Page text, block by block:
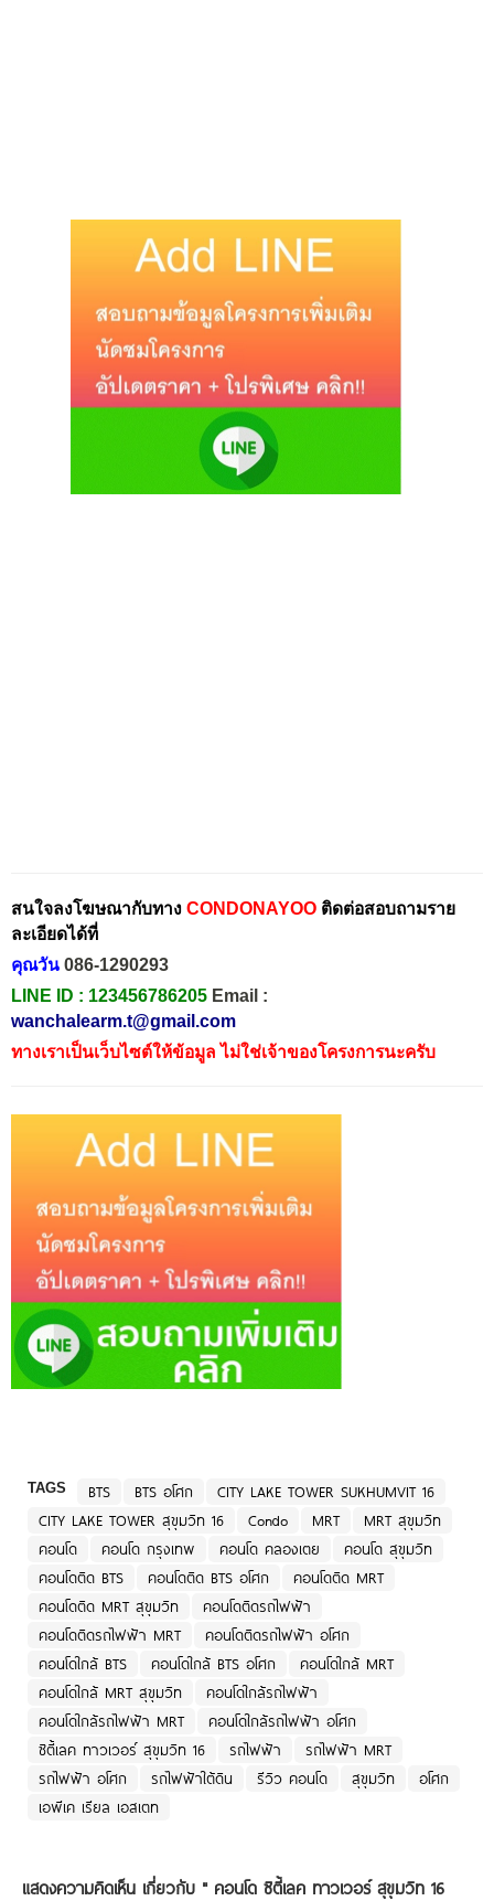
สนใจลงโฆษณากับทาง CONDONAYOO ติดต่อสอบถามราย
ละเอียดได้ที่
คุณวัน 086-1290293
LINE ID : 123456786205 Email :
wanchalearm.t@gmail.com
ทางเราเป็นเว็บไซต์ให้ข้อมูล ไม่ใช่เจ้าของโครงการนะครับ
TAGS BTS BTS อโศก
CITY LAKE TOWER SUKHUMVIT 16
CITY LAKE TOWER สุขุมวิท 16
Condo MRT
MRT สุขุมวิท
คอนโด
คอนโด กรุงเทพ คอนโด คลองเตย
คอนโด สุขุมวิท
คอนโดติด BTS
คอนโดติด BTS อโศก
คอนโดติด MRT
คอนโดติด MRT สุขุมวิท
คอนโดติดรถไฟฟ้า
คอนโดติดรถไฟฟ้า MRT
คอนโดติดรถไฟฟ้า อโศก
คอนโดใกล้ BTS
คอนโดใกล้ BTS อโศก
คอนโดใกล้ MRT
คอนโดใกล้ MRT สุขุมวิท
คอนโดใกล้รถไฟฟ้า
คอนโดใกล้รถไฟฟ้า MRT
คอนโดใกล้รถไฟฟ้า อโศก
ซิตี้เลค ทาวเวอร์ สุขุมวิท 16
รถไฟฟ้า
รถไฟฟ้า MRT
รถไฟฟ้า อโศก
รถไฟฟ้าใต้ดิน รีวิว คอนโด สุขุมวิท
อโศก
เอพีเค เรียล เอสเตท
แสดงความคิดเห็น เกี่ยวกับ " คอนโด ซิตี้เลค ทาวเวอร์ สุขุมวิท 16